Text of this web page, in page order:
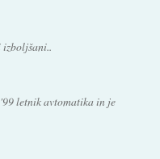
izboljšani..
letnik avtomatika in je